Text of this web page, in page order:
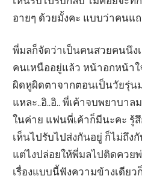
อายๆ ด้วยมั้งคะ แบบว่าคนแ
พี่มลก็จัดว่าเป็นคนสวยคนนึง
คนเหนืออยู่แล้ว หน้าอกหน้า
ผิดหูผิดตาจากตอนเป็นวัยรุ่น
แหละ..อิ..อิ.. พี่เค้าจบพยาบา
ในค่าย แฟนพี่เค้าก็มีนะคะ รู้
เห็นไปรับไปส่งกันอยู่ ก็ไม่ถึง
แต่ไงปล่อยให้พี่มลไปติดควย
เรื่องแบบนี้ฟังความข้างเดีย